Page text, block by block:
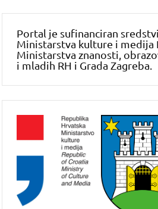
Portal je sufinanciran
Ministarstva kulture i medija
Ministarstva znanosti,
i mladih RH i Grada Zagreba.